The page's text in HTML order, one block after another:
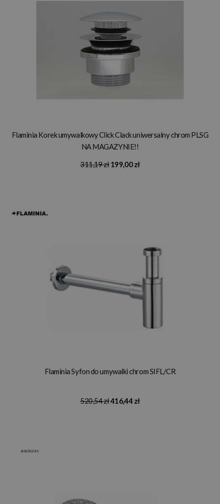
Flaminia Korek umywalkowy Click Clack uniwersalny chrom PLSG
NA MAGAZYNIE!!
311,19 zł 199,00 zł
Flaminia Syfon do umywalki chrom SIFL/CR
520,54 zł416,44 zł